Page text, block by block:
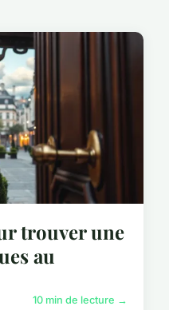
trouver une
au
10 min de lecture →